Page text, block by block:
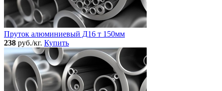
Пруток алюминиевый Д16 т 150мм
238 руб./кг. Купить